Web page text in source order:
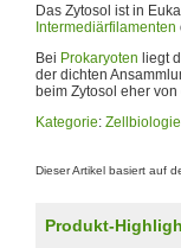
Das Zytosol ist in
Intermediärfilamenten
Bei Prokaryoten liegt
der dichten
beim Zytosol eher
Kategorie: Zellbiologie
Dieser Artikel basiert auf
Produkt-